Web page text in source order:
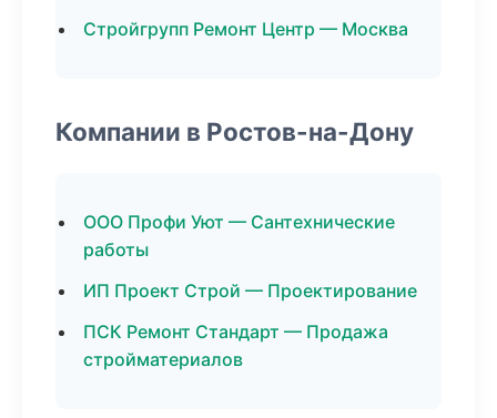
Стройгрупп Ремонт Центр — Москва
Компании в Ростов-на-Дону
ООО Профи Уют — Сантехнические
работы
ИП Проект Строй — Проектирование
ПСК Ремонт Стандарт — Продажа
стройматериалов